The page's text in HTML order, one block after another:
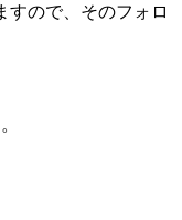
すので、そのフォロ